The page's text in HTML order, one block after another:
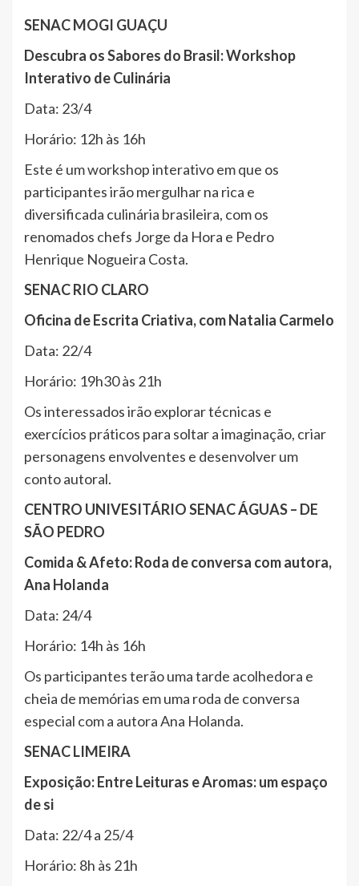
SENAC MOGI GUAÇU
Descubra os Sabores do Brasil: Workshop
Interativo de Culinária
Data: 23/4
Horário: 12h às 16h
Este é um workshop interativo em que os
participantes irão mergulhar na rica e
diversificada culinária brasileira, com os
renomados chefs Jorge da Hora e Pedro
Henrique Nogueira Costa.
SENAC RIO CLARO
Oficina de Escrita Criativa, com Natalia Carmelo
Data: 22/4
Horário: 19h30 às 21h
Os interessados irão explorar técnicas e
exercícios práticos para soltar a imaginação, criar
personagens envolventes e desenvolver um
conto autoral.
CENTRO UNIVESITÁRIO SENAC ÁGUAS – DE
SÃO PEDRO
Comida & Afeto: Roda de conversa com autora,
Ana Holanda
Data: 24/4
Horário: 14h às 16h
Os participantes terão uma tarde acolhedora e
cheia de memórias em uma roda de conversa
especial com a autora Ana Holanda.
SENAC LIMEIRA
Exposição: Entre Leituras e Aromas: um espaço
de si
Data: 22/4 a 25/4
Horário: 8h às 21h